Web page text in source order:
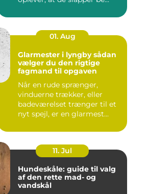
01. Aug
Glarmester i lyngby sådan
vælger du den rigtige
fagmand til opgaven
Når en rude sprænger,
vinduerne trækker, eller
badeværelset trænger til et
nyt spejl, er en glarmest...
11. Jul
Hundeskåle: guide til valg
af den rette mad- og
vandskål